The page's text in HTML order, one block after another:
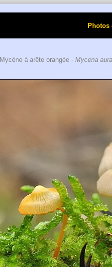
Mycène à arête orangée - Mycena